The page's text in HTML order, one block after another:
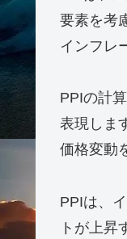
PPI
PPI（生
を測る